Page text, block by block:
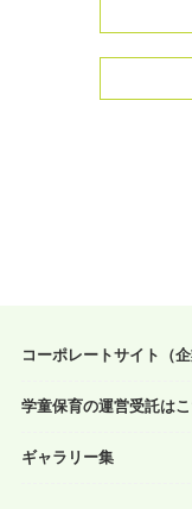
コーポレートサイト（企
学童保育の運営受託は
ギャラリー集